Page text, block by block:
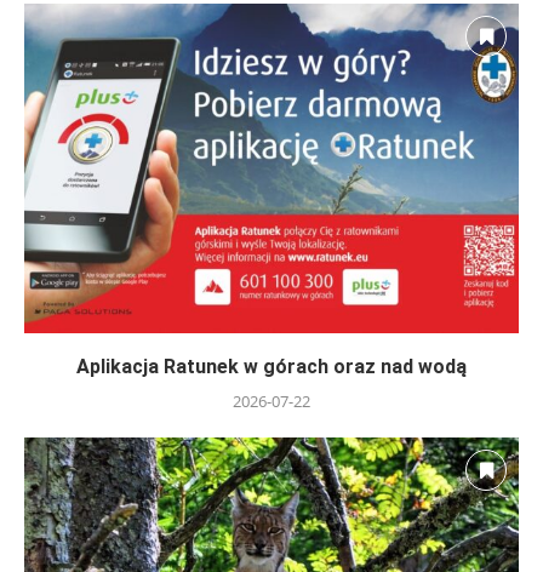
Aplikacja Ratunek w górach oraz nad wodą
2026-07-22